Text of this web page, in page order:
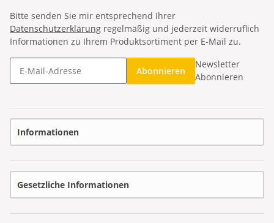
Bitte senden Sie mir entsprechend Ihrer
Datenschutzerklärung regelmäßig und jederzeit widerruflich
Informationen zu Ihrem Produktsortiment per E-Mail zu.
Abonnieren
Newsletter
Abonnieren
Informationen
Gesetzliche Informationen